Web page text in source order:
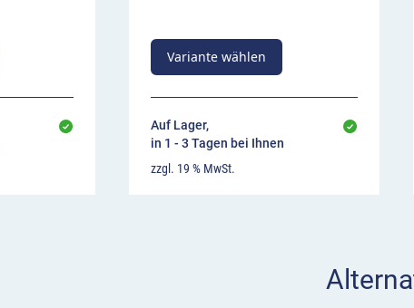
Variante wählen
Auf Lager,
in 1 - 3 Tagen bei Ihnen
zzgl. 19 % MwSt.